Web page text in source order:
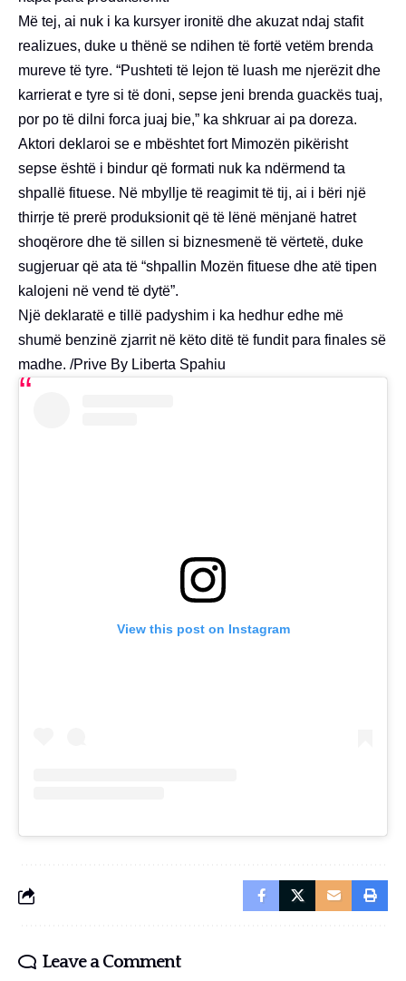
Më tej, ai nuk i ka kursyer ironitë dhe akuzat ndaj stafit
realizues, duke u thënë se ndihen të fortë vetëm brenda
mureve të tyre. “Pushteti të lejon të luash me njerëzit dhe
karrierat e tyre si të doni, sepse jeni brenda guackës tuaj,
por po të dilni forca juaj bie,” ka shkruar ai pa doreza.
Aktori deklaroi se e mbështet fort Mimozën pikërisht
sepse është i bindur që formati nuk ka ndërmend ta
shpallë fituese. Në mbyllje të reagimit të tij, ai i bëri një
thirrje të prerë produksionit që të lënë mënjanë hatret
shoqërore dhe të sillen si biznesmenë të vërtetë, duke
sugjeruar që ata të “shpallin Mozën fituese dhe atë tipen
kalojeni në vend të dytë”.
Një deklaratë e tillë padyshim i ka hedhur edhe më
shumë benzinë zjarrit në këto ditë të fundit para finales së
madhe. /Prive By Liberta Spahiu
View this post on Instagram
Leave a Comment